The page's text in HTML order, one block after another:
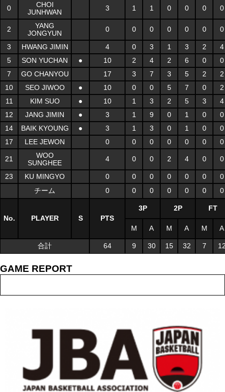
0
CHOI
JUNHWAN
3 1 1 0 0 0 0
2
YANG
JONGYUN
0 0 0 0 0 0 0
3 HWANG JIMIN 4 0 3 1 3 2
4
5
SON YUCHAN ● 10 2 4 2 6 0
0
7
GO CHANYOU 17 3 7 3 5 2
2
10
SEO JIWOO ● 10 0 0 5 7 0
2
11
KIM SUO ● 10 1 3 2 5 3
4
12
JANG JIMIN ● 3 1 9 0 1 0
0
14
BAIK KYOUNG ● 3 1 3 0 1 0
0
17
LEE JEWON 0 0 0 0 0 0 0
21
WOO
SUNGHEE
4 0 0 2 4 0 0
23 KU MINGYO 0 0 0 0 0 0
0
チーム
0 0 0 0 0 0 0
No. PLAYER S PTS
3P 2P FT
M A M A M A
合計 64 9 30 15 32 7
GAME REPORT